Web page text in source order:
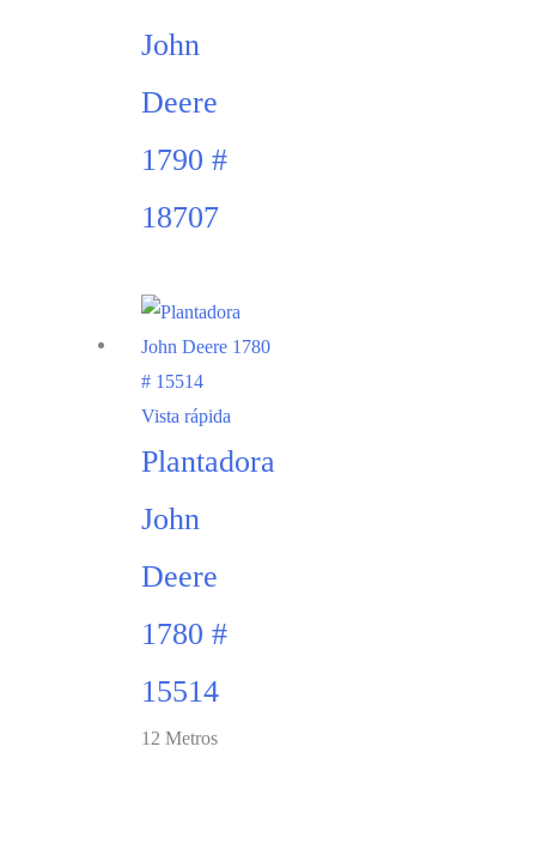
John
Deere
1790 #
18707
Vista rápida
Plantadora
John
Deere
1780 #
15514
12 Metros